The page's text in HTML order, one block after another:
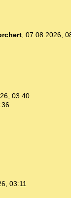
, 07.08.2026,
03:40
03:11